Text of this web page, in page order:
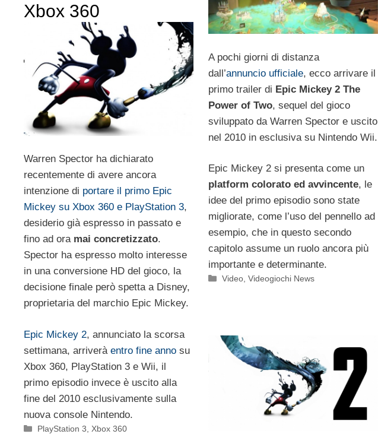
Xbox 360
Warren Spector ha dichiarato
recentemente di avere ancora
intenzione di portare il primo Epic
Mickey su Xbox 360 e PlayStation 3,
desiderio già espresso in passato e
fino ad ora mai concretizzato.
Spector ha espresso molto interesse
in una conversione HD del gioco, la
decisione finale però spetta a Disney,
proprietaria del marchio Epic Mickey.
Epic Mickey 2, annunciato la scorsa
settimana, arriverà entro fine anno su
Xbox 360, PlayStation 3 e Wii, il
primo episodio invece è uscito alla
fine del 2010 esclusivamente sulla
nuova console Nintendo.
Categorie
PlayStation 3 Xbox 360
A pochi giorni di distanza
dall’annuncio ufficiale, ecco arrivare il
primo trailer di Epic Mickey 2 The
Power of Two, sequel del gioco
sviluppato da Warren Spector e uscito
nel 2010 in esclusiva su Nintendo Wii.
Epic Mickey 2 si presenta come un
platform colorato ed avvincente, le
idee del primo episodio sono state
migliorate, come l’uso del pennello ad
esempio, che in questo secondo
capitolo assume un ruolo ancora più
importante e determinante.
Categorie
Video ,Videogiochi News